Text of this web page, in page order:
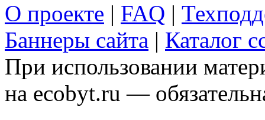
О проекте | FAQ |
Баннеры сайта | Каталог
При использовании
на ecobyt.ru —